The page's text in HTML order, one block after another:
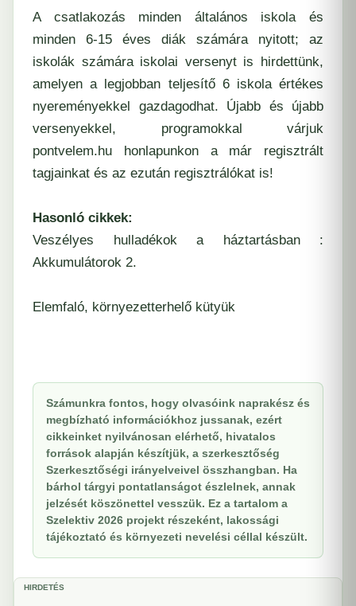
A csatlakozás minden általános iskolaés
minden 6-15 éves diák számára nyitott; az
iskolák számára iskolai versenyt is hirdettünk,
amelyen a legjobban teljesítő 6 iskola értékes
nyereményekkel gazdagodhat. Újabb és újabb
versenyekkel, programokkal várjuk
pontvelem.hu honlapunkon a már regisztrált
tagjainkat és az ezután regisztrálókat is!
Hasonló cikkek:
Veszélyes hulladékok a háztartásban :
Akkumulátorok 2.
Elemfaló, környezetterhelő kütyük
Számunkra fontos, hogy olvasóink naprakész és
megbízható információkhoz jussanak, ezért
cikkeinket nyilvánosan elérhető, hivatalos
források alapján készítjük, a szerkesztőség
Szerkesztőségi irányelveivel összhangban. Ha
bárhol tárgyi pontatlanságot észlelnek, annak
jelzését köszönettel vesszük. Ez a tartalom a
Szelektiv 2026 projekt részeként, lakossági
tájékoztató és környezeti nevelési céllal készült.
HIRDETÉS